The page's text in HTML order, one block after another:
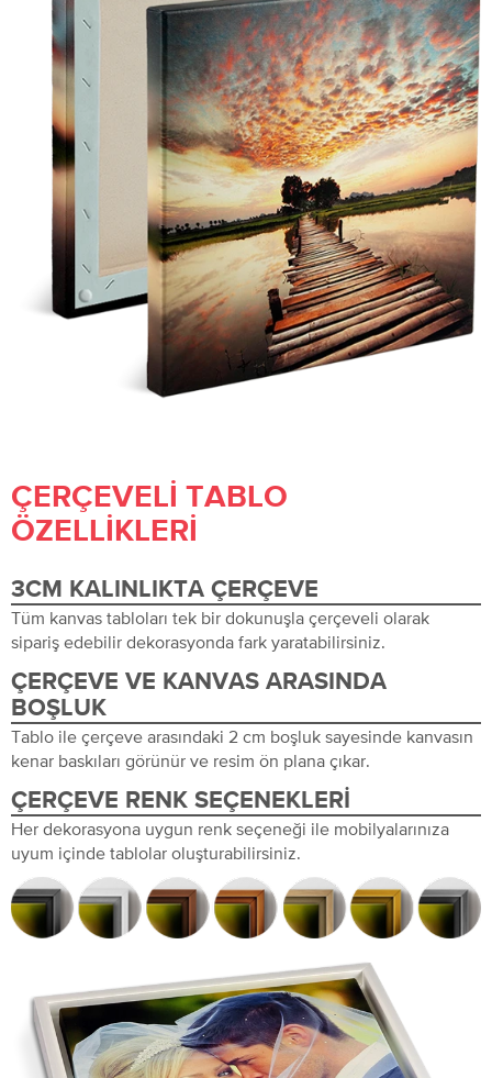
ÇERÇEVELI TABLO
ÖZELLIKLERI
3CM KALINLIKTA ÇERÇEVE
Tüm kanvas tabloları tek bir dokunuşla çerçeveli olarak
sipariş edebilir dekorasyonda fark yaratabilirsiniz.
ÇERÇEVE VE KANVAS ARASINDA
BOŞLUK
Tablo ile çerçeve arasındaki 2 cm boşluk sayesinde kanvasın
kenar baskıları görünür ve resim ön plana çıkar.
ÇERÇEVE RENK SEÇENEKLERI
Her dekorasyona uygun renk seçeneği ile mobilyalarınıza
uyum içinde tablolar oluşturabilirsiniz.